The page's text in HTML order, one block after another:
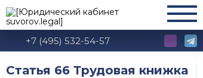
+7 (495) 532-54-57
Статья 66 Трудовая книжка